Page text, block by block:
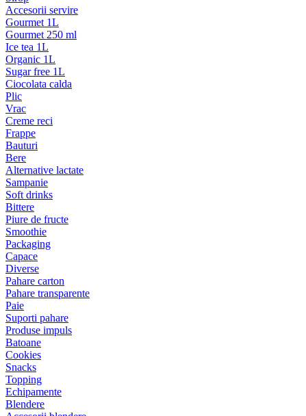
Accesorii servire
Gourmet 1L
Gourmet 250 ml
Ice tea 1L
Organic 1L
Sugar free 1L
Ciocolata calda
Plic
Vrac
Creme reci
Frappe
Bauturi
Bere
Alternative lactate
Sampanie
Soft drinks
Bittere
Piure de fructe
Smoothie
Packaging
Capace
Diverse
Pahare carton
Pahare transparente
Paie
Suporti pahare
Produse impuls
Batoane
Cookies
Snacks
Topping
Echipamente
Blendere